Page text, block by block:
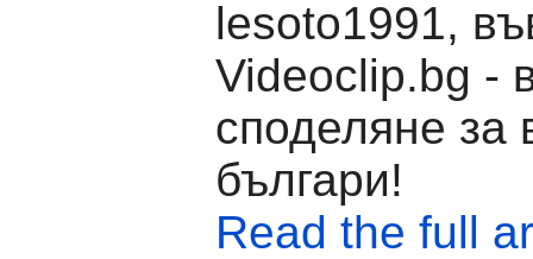
lesoto1991,
Videoclip.bg -
споделяне за
българи!
Read the full